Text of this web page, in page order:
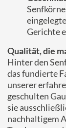
Gerichte
Qualität, die
Hinter den
das fundierte
unserer
geschulten
sie
nachhaltigem